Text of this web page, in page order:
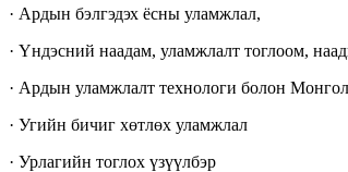
· Ардын бэлгэдэх ёсны уламжлал,
· Үндэсний наадам, уламжлалт тоглоом,
· Ардын уламжлалт технологи болон
· Угийн бичиг хөтлөх уламжлал
· Урлагийн тоглох үзүүлбэр